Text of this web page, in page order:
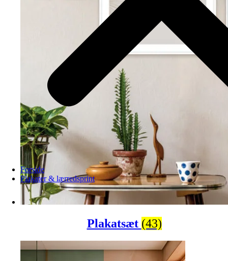
Forside
Plakater & lærredsprint
Plakatsæt (43)